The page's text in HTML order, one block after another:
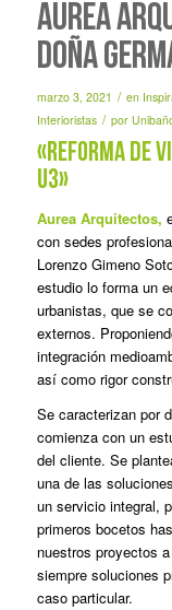
AUREA
DOÑA
marzo 3, 2021 / en
Interioristas / por
«reforma de
U3»
Aurea Arquitectos,
con sedes
Lorenzo Gimeno
estudio lo forma un
urbanistas, que se
externos.
integración
así como rigor
Se caracterizan por
comienza con un
del cliente. Se
una de las
un servicio integral,
primeros bocetos
nuestros proyectos
siempre soluciones
caso particular.